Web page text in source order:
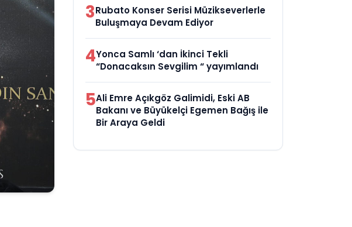
3Rubato Konser Serisi Müzikseverlerle
Buluşmaya Devam Ediyor
4Yonca Samlı ‘dan İkinci Tekli
“Donacaksın Sevgilim “ yayımlandı
5Ali Emre Açıkgöz Galimidi, Eski AB
Bakanı ve Büyükelçi Egemen Bağış ile
Bir Araya Geldi